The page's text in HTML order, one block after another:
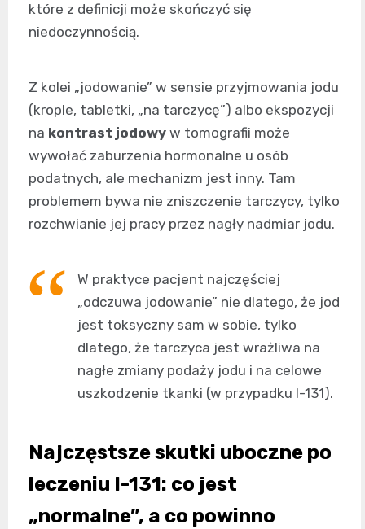
które z definicji może skończyć się
niedoczynnością.
Z kolei „jodowanie” w sensie przyjmowania jodu
(krople, tabletki, „na tarczycę”) albo ekspozycji
na kontrast jodowy w tomografii może
wywołać zaburzenia hormonalne u osób
podatnych, ale mechanizm jest inny. Tam
problemem bywa nie zniszczenie tarczycy, tylko
rozchwianie jej pracy przez nagły nadmiar jodu.
W praktyce pacjent najczęściej
„odczuwa jodowanie” nie dlatego, że jod
jest toksyczny sam w sobie, tylko
dlatego, że tarczyca jest wrażliwa na
nagłe zmiany podaży jodu i na celowe
uszkodzenie tkanki (w przypadku I-131).
Najczęstsze skutki uboczne po
leczeniu I-131: co jest
„normalne”, a co powinno